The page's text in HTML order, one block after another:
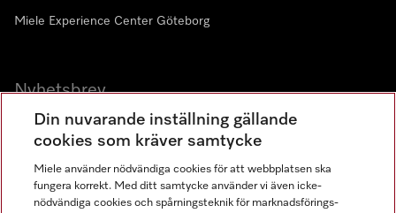
Miele Experience Center Göteborg
Nyhetsbrev
Gå med i vår gemenskap
Din nuvarande inställning gällande
cookies som kräver samtycke
Miele använder nödvändiga cookies för att webbplatsen ska
fungera korrekt. Med ditt samtycke använder vi även icke-
nödvändiga cookies och spårningsteknik för marknadsförings-